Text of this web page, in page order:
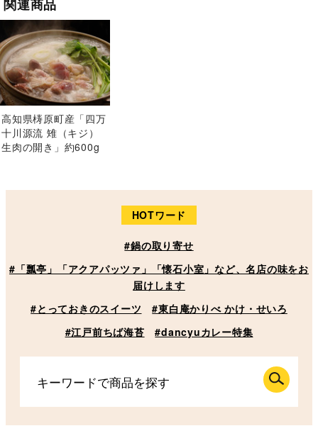
関連商品
高知県梼原町産「四万
十川源流 雉（キジ）
生肉の開き」約600g
HOTワード
#鍋の取り寄せ
#「瓢亭」「アクアパッツァ」「懐石小室」など、名店の味をお
届けします
#とっておきのスイーツ
#東白庵かりべ かけ・せいろ
#江戸前ちば海苔
#dancyuカレー特集